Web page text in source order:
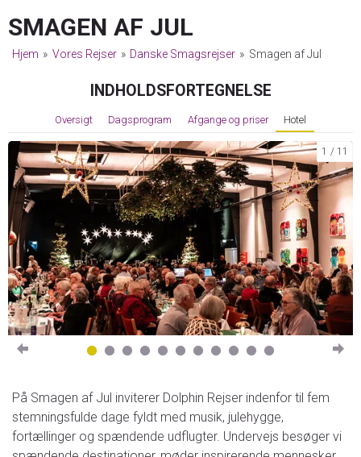
SMAGEN AF JUL
Hjem » Vores Rejser » Danske Smagsrejser » Smagen af Jul
INDHOLDSFORTEGNELSE
Oversigt Dagsprogram Afgange og priser Hotel
1 11
På Smagen af Jul inviterer Dolphin Rejser indenfor til fem
stemningsfulde dage fyldt med musik, julehygge,
fortællinger og spændende udflugter. Undervejs besøger vi